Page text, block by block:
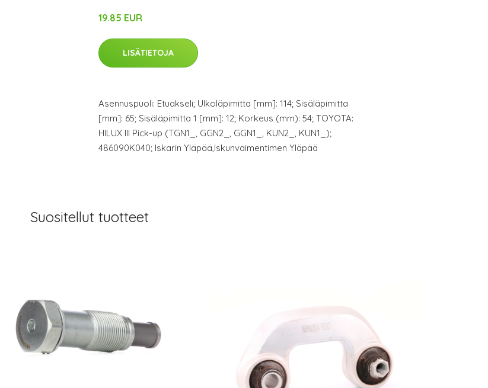
19.85 EUR
LISÄTIETOJA
Asennuspuoli: Etuakseli; Ulkoläpimitta [mm]: 114; Sisäläpimitta
[mm]: 65; Sisäläpimitta 1 [mm]: 12; Korkeus (mm): 54; TOYOTA:
HILUX III Pick-up (TGN1_, GGN2_, GGN1_, KUN2_, KUN1_);
486090K040; Iskarin Yläpää,Iskunvaimentimen Yläpää
Suositellut tuotteet